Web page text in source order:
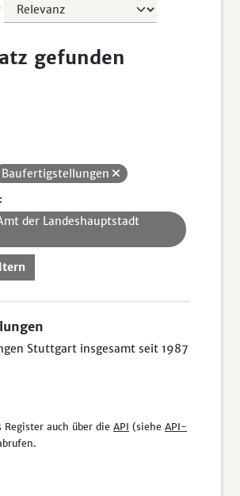
gefunden
Baufertigstellungen
der Landeshauptstadt
Stuttgart insgesamt seit 1987
Register auch über die API (siehe API-